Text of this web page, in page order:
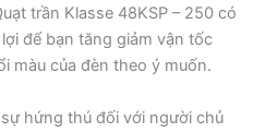
trần Klasse 48KSP – 250 có
để bạn tăng giảm vận tốc
màu của đèn theo ý muốn.
hứng thú đối với người chủ